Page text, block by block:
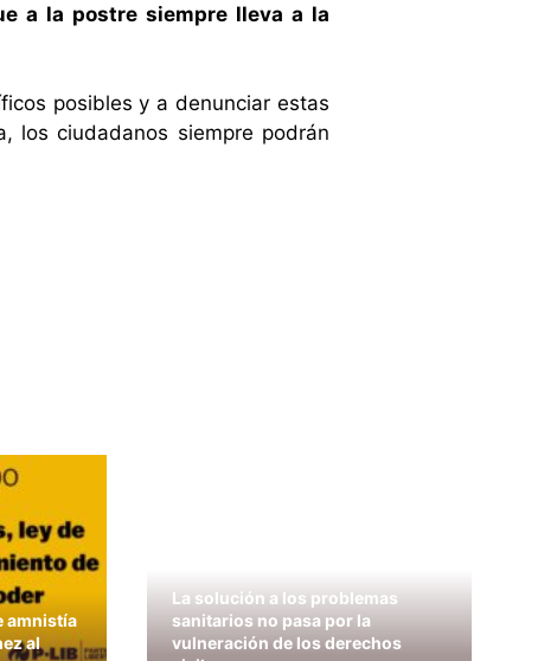
a la postre siempre lleva a la
posibles y a denunciar estas
los ciudadanos siempre podrán
amnistía
al
La solución a los problemas
sanitarios no pasa por la
vulneración de los derechos